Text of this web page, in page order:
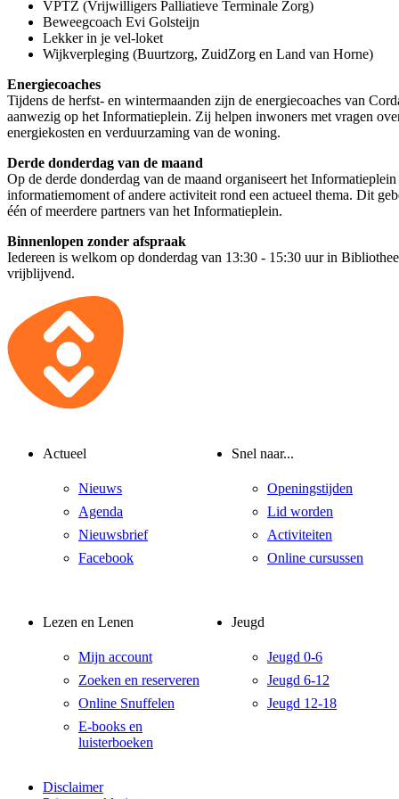
VPTZ (Vrijwilligers Palliatieve Terminale Zorg)
Beweegcoach Evi Golsteijn
Lekker in je vel-loket
Wijkverpleging (Buurtzorg, ZuidZorg en Land van Horne)
Energiecoaches
Tijdens de herfst- en wintermaanden zijn de energiecoaches van
aanwezig op het Informatieplein. Zij helpen inwoners met vragen
energiekosten en verduurzaming van de woning.
Derde donderdag van de maand
Op de derde donderdag van de maand organiseert het
informatiemoment of andere activiteit rond een actueel thema. Dit
één of meerdere partners van het Informatieplein.
Binnenlopen zonder afspraak
Iedereen is welkom op donderdag van 13:30 - 15:30 uur in
vrijblijvend.
Actueel
Nieuws
Agenda
Nieuwsbrief
Facebook
Snel naar...
Openingstijden
Lid worden
Activiteiten
Online cursussen
Lezen en Lenen
Mijn account
Zoeken en reserveren
Online Snuffelen
E-books en
luisterboeken
Jeugd
Jeugd 0-6
Jeugd 6-12
Jeugd 12-18
Disclaimer